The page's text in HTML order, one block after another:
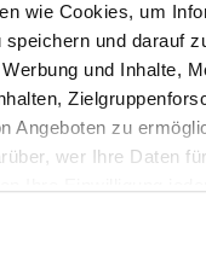
wie Cookies, um
speichern und darauf
und Inhalte,
Angeboten zu
wer Ihre Daten
oder widerrufen
als die beste
Korrosion und
eine glatte
N